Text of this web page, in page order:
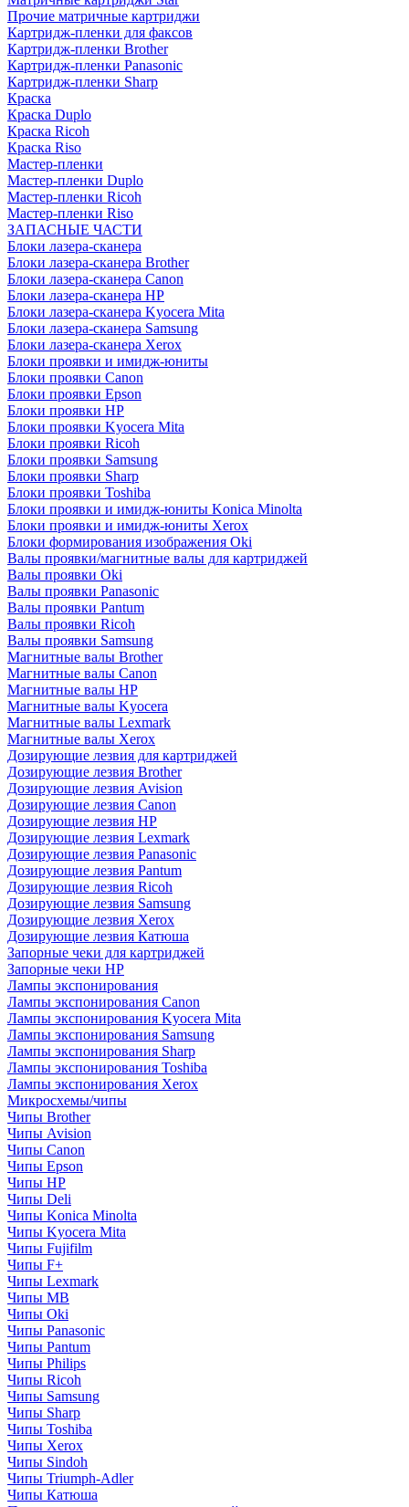
Прочие матричные картриджи
Картридж-пленки для факсов
Картридж-пленки Brother
Картридж-пленки Panasonic
Картридж-пленки Sharp
Краска
Краска Duplo
Краска Ricoh
Краска Riso
Мастер-пленки
Мастер-пленки Duplo
Мастер-пленки Ricoh
Мастер-пленки Riso
ЗАПАСНЫЕ ЧАСТИ
Блоки лазера-сканера
Блоки лазера-сканера Brother
Блоки лазера-сканера Canon
Блоки лазера-сканера HP
Блоки лазера-сканера Kyocera Mita
Блоки лазера-сканера Samsung
Блоки лазера-сканера Xerox
Блоки проявки и имидж-юниты
Блоки проявки Canon
Блоки проявки Epson
Блоки проявки HP
Блоки проявки Kyocera Mita
Блоки проявки Ricoh
Блоки проявки Samsung
Блоки проявки Sharp
Блоки проявки Toshiba
Блоки проявки и имидж-юниты Konica Minolta
Блоки проявки и имидж-юниты Xerox
Блоки формирования изображения Oki
Валы проявки/магнитные валы для картриджей
Валы проявки Oki
Валы проявки Panasonic
Валы проявки Pantum
Валы проявки Ricoh
Валы проявки Samsung
Магнитные валы Brother
Магнитные валы Canon
Магнитные валы HP
Магнитные валы Kyocera
Магнитные валы Lexmark
Магнитные валы Xerox
Дозирующие лезвия для картриджей
Дозирующие лезвия Brother
Дозирующие лезвия Avision
Дозирующие лезвия Canon
Дозирующие лезвия HP
Дозирующие лезвия Lexmark
Дозирующие лезвия Panasonic
Дозирующие лезвия Pantum
Дозирующие лезвия Ricoh
Дозирующие лезвия Samsung
Дозирующие лезвия Xerox
Дозирующие лезвия Катюша
Запорные чеки для картриджей
Запорные чеки HP
Лампы экспонирования
Лампы экспонирования Canon
Лампы экспонирования Kyocera Mita
Лампы экспонирования Samsung
Лампы экспонирования Sharp
Лампы экспонирования Toshiba
Лампы экспонирования Xerox
Микросхемы/чипы
Чипы Brother
Чипы Avision
Чипы Canon
Чипы Epson
Чипы HP
Чипы Deli
Чипы Konica Minolta
Чипы Kyocera Mita
Чипы Fujifilm
Чипы F+
Чипы Lexmark
Чипы MB
Чипы Oki
Чипы Panasonic
Чипы Pantum
Чипы Philips
Чипы Ricoh
Чипы Samsung
Чипы Sharp
Чипы Toshiba
Чипы Xerox
Чипы Sindoh
Чипы Triumph-Adler
Чипы Катюша